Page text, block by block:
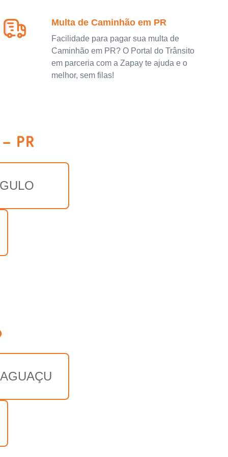
Multa de Caminhão em PR
Facilidade para pagar sua multa de
Caminhão em PR? O Portal do Trânsito
em parceria com a Zapay te ajuda e o
melhor, sem filas!
PR